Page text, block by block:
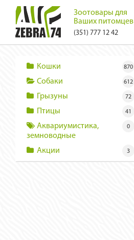
Зоотовары для
Ваших питомцев
(351) 777 12 42
Кошки 870
Собаки 612
Грызуны 72
Птицы 41
Аквариумистика,
земноводные
0
Акции 3